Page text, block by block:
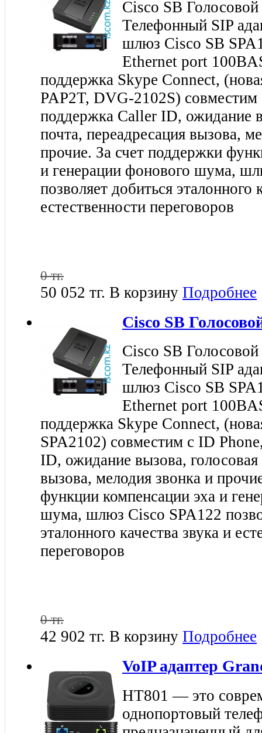
Cisco SB
Телефонный SIP
шлюз Cisco SB
Ethernet port
поддержка Skype Connect,
PAP2T, DVG-2102S) совместим
поддержка Caller ID, ожидание
почта, переадресация вызова,
прочие. За счет поддержки
и генерации фонового шума,
позволяет добиться эталонного
естественности переговоров
0 тг.
50 052 тг. В корзину Подробнее
Cisco SB
Cisco SB
Телефонный SIP
шлюз Cisco SB
Ethernet port
поддержка Skype Connect,
SPA2102) совместим с ID
ID, ожидание вызова, голосовая
вызова, мелодия звонка и
функции компенсации эха и
шума, шлюз Cisco SPA122
эталонного качества звука и
переговоров
0 тг.
42 902 тг. В корзину Подробнее
VoIP адаптер
HT801 — это
однопортовый